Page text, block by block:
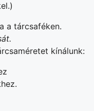
a tárcsaféken.
kínálunk: